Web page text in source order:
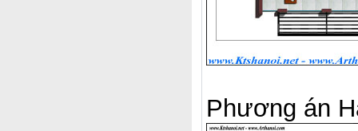
Phương án